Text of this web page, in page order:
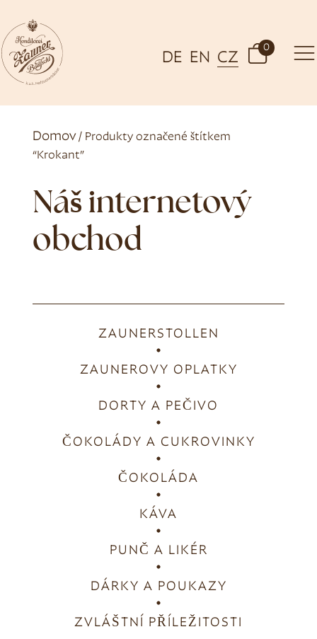
DE EN CZ
0
Domov/ Produkty označené štítkem
“Krokant”
Náš internetový
obchod
ZAUNERSTOLLEN
ZAUNEROVY OPLATKY
DORTY A PEČIVO
ČOKOLÁDY A CUKROVINKY
ČOKOLÁDA
KÁVA
PUNČ A LIKÉR
DÁRKY A POUKAZY
ZVLÁŠTNÍ PŘÍLEŽITOSTI